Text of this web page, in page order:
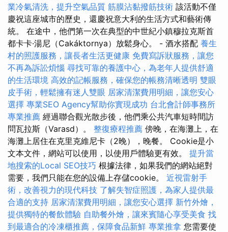
業冷氣清洗，提升空氣品質 筋膜沾黏撥筋技術 該活動不僅
慶祝這座城市的歷史，還慶祝意大利的生活方式和藝術傳
統。 在途中，他們第一次在典型的中世紀小鎮穆拉克斯首
都卡卡·湯尼（Cakáktornya）放鬆身心。 - 酒水搭配 養生
村的照護服務，讓長者生活更健康 免費寫訴狀服務，讓您
不再為訴訟煩惱 尋找可靠的養護中心，為老年人提供舒適
的生活環境 高效的記帳服務，確保您的帳務清晰透明 雙眼
皮手術，輕鬆擁有迷人雙眼 居家清潔費用明細，讓您安心
選擇 專業SEO Agency幫助你實現成功 台北會計師事務所
專業推薦 經過聯合觀光散步後，他們乘公共汽車短時間訪
問瓦拉斯（Varasd）。 整復療程推薦 傍晚，在海灘上，在
海灘上居住在克里克維尼卡（2晚），晚餐。 Cookie是小
文本文件，網站可以使用，以使用戶體驗更有效。 提升當
地搜索的Local SEO技巧 根據法律，如果我們的網站絕對
需要，我們只能在您的設備上存儲cookie。 近視雷射手
術，改善視力的現代科技 了解失智症照護，為家人提供最
合適的支持 居家清潔費用明細，讓您安心選擇 新竹外燴，
提供獨特的餐飲體驗 自助餐外燴，讓來賓隨心享受美食 找
到最適合的冷凍櫃推薦，保障食品新鮮 專業推拿 您需要使